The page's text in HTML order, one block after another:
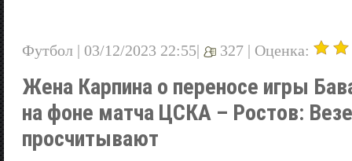
Футбол | 03/12/2023 22:55| 327 | Оценка:
Жена Карпина о переносе игры
на фоне матча ЦСКА – Ростов:
просчитывают